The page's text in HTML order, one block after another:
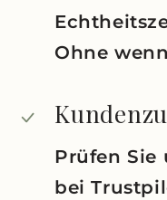
Ohne
Prüfen Sie
bei